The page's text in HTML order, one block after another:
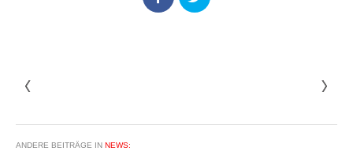
ANDERE BEITRÄGE IN NEWS: